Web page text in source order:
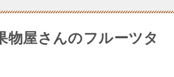
物屋さんのフルーツタ